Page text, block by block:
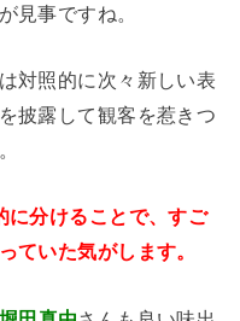
見事ですね。
対照的に次々新しい表
披露して観客を惹きつ
に分けることで、すご
ていた気がします。